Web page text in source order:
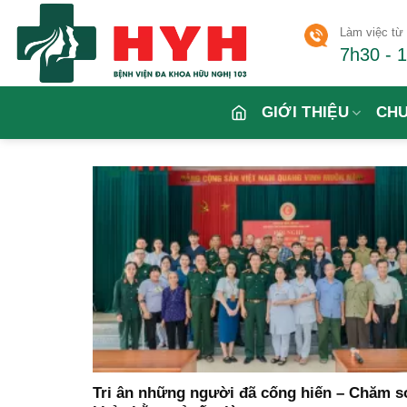
content
Làm việc từ
7h30 -
GIỚI THIỆU
Tri ân những người đã cống hiến – Chăm